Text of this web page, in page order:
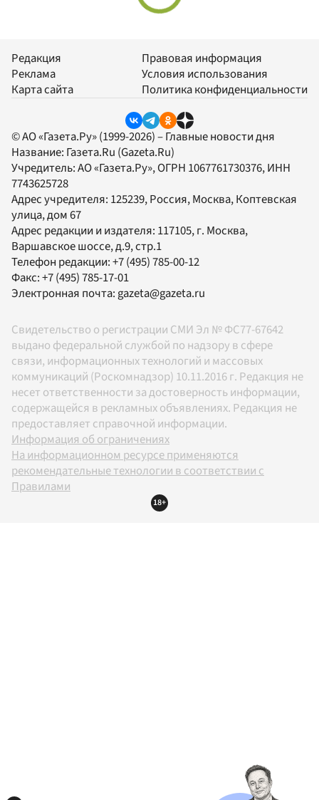
Редакция
Реклама
Карта сайта
Правовая информация
Условия использования
Политика конфиденциальности
© АО «Газета.Ру» (1999-2026) – Главные новости дня
Название: Газета.Ru (Gazeta.Ru)
Учредитель:АО «Газета.Ру», ОГРН 1067761730376, ИНН
7743625728
Адрес учредителя: 125239, Россия, Москва, Коптевская
улица, дом 67
Адрес редакции и издателя: 117105, г. Москва,
Варшавское шоссе, д.9, стр.1
Телефон редакции:+7 (495) 785-00-12
Факс:+7 (495) 785-17-01
Электронная почта:gazeta@gazeta.ru
Свидетельство о регистрации СМИ Эл № ФС77-67642
выдано федеральной службой по надзору в сфере
связи, информационных технологий и массовых
коммуникаций (Роскомнадзор) 10.11.2016 г. Редакция не
несет ответственности за достоверность информации,
содержащейся в рекламных объявлениях. Редакция не
предоставляет справочной информации.
Информация об ограничениях
На информационном ресурсе применяются
рекомендательные технологии в соответствии с
Правилами
18+